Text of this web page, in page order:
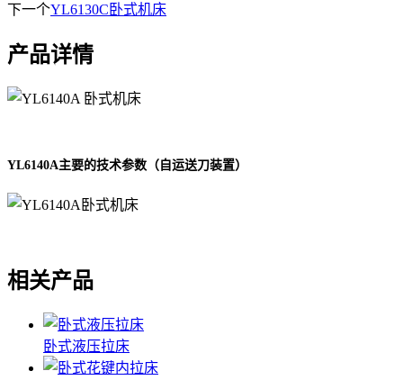
下一个YL6130C卧式机床
产品详情
YL6140A主要的技术参数（自运送刀装置）
相关产品
卧式液压拉床